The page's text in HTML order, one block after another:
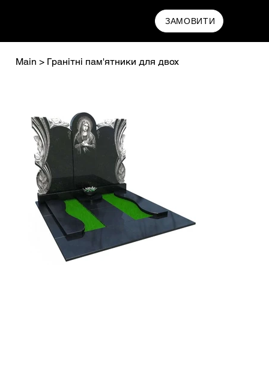
ЗАМОВИТИ
Main > Гранітні пам'ятники для двох